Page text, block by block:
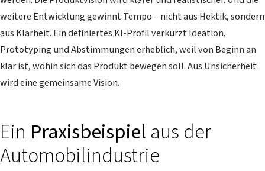
weitere Entwicklung gewinnt Tempo – nicht aus Hektik, sondern
aus Klarheit. Ein definiertes KI-Profil verkürzt Ideation,
Prototyping und Abstimmungen erheblich, weil von Beginn an
klar ist, wohin sich das Produkt bewegen soll. Aus Unsicherheit
wird eine gemeinsame Vision.
Ein Praxisbeispiel aus der
Automobilindustrie